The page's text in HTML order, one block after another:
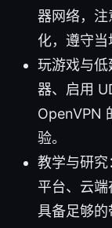
器网络，
化，遵守当
玩游戏与
器、启用
OpenVPN
验。
教学与研
平台、云
具备足够的